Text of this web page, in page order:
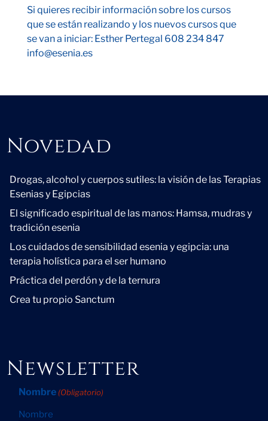
Si quieres recibir información sobre los cursos
que se están realizando y los nuevos cursos que
se van a iniciar: Esther Pertegal 608 234 847
info@esenia.es
Novedad
Novedad
Drogas, alcohol y cuerpos sutiles: la visión de las Terapias
Esenias y Egipcias
El significado espiritual de las manos: Hamsa, mudras y
tradición esenia
Los cuidados de sensibilidad esenia y egipcia: una
terapia holística para el ser humano
Práctica del perdón y de la ternura
Crea tu propio Sanctum
Newsletter
Nombre (Obligatorio)
Nombre